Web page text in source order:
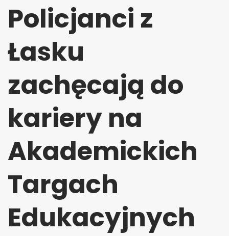
Policjanci z
Łasku
zachęcają do
kariery na
Akademickich
Targach
Edukacyjnych